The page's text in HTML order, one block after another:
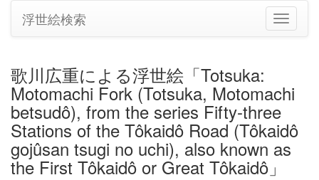
ナ
ビ
ョ
切
り
浮世絵検索
歌川広重による浮世絵「Totsuka:
Motomachi Fork (Totsuka, Motomachi
betsudô), from the series Fifty-three
Stations of the Tôkaidô Road (Tôkaidô
gojûsan tsugi no uchi), also known as
the First Tôkaidô or Great Tôkaidô」